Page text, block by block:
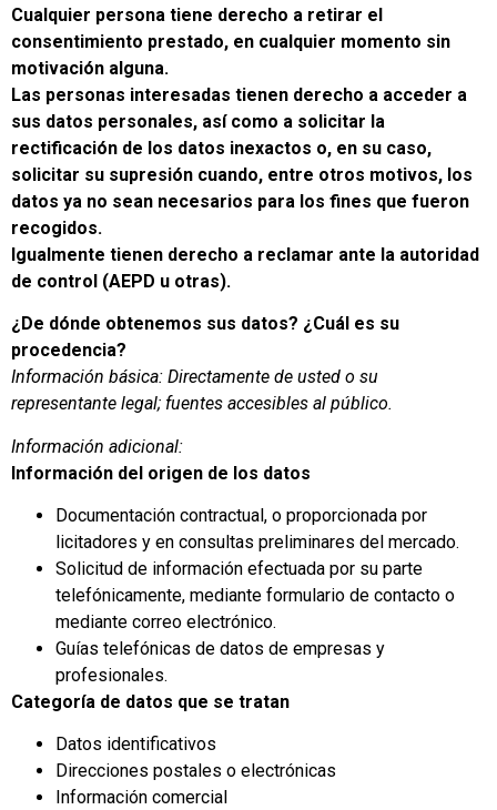
Cualquier persona tiene derecho a retirar el
consentimiento prestado, en cualquier momento sin
motivación alguna.
Las personas interesadas tienen derecho a acceder a
sus datos personales, así como a solicitar la
rectificación de los datos inexactos o, en su caso,
solicitar su supresión cuando, entre otros motivos, los
datos ya no sean necesarios para los fines que fueron
recogidos.
Igualmente tienen derecho a reclamar ante la autoridad
de control (AEPD u otras).
¿De dónde obtenemos sus datos? ¿Cuál es su
procedencia?
Información básica: Directamente de usted o su
representante legal; fuentes accesibles al público.
Información adicional:
Información del origen de los datos
Documentación contractual, o proporcionada por
licitadores y en consultas preliminares del mercado.
Solicitud de información efectuada por su parte
telefónicamente, mediante formulario de contacto o
mediante correo electrónico.
Guías telefónicas de datos de empresas y
profesionales.
Categoría de datos que se tratan
Datos identificativos
Direcciones postales o electrónicas
Información comercial